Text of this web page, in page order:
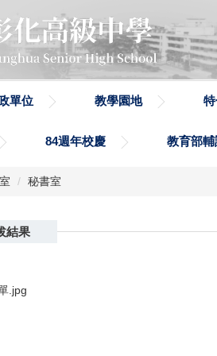
單位 教學園地
84週年校慶 教育部
秘書室
結果
.jpg